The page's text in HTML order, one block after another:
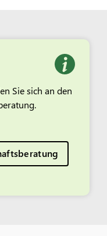
Sie sich an den